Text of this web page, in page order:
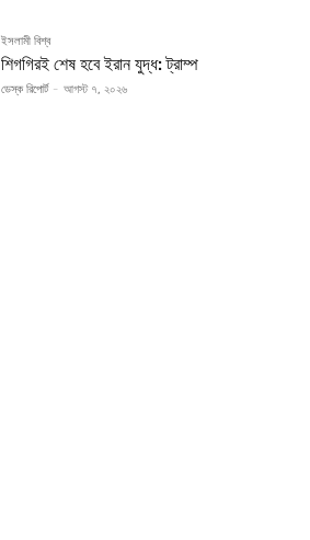
ইসলামী বিশ্ব
শিগগিরই শেষ হবে ইরান যুদ্ধ: ট্রাম্প
ডেস্ক রিপোর্ট - আগস্ট ৭, ২০২৬